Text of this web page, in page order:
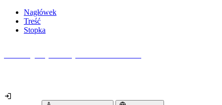
Nagłówek
Treść
Stopka